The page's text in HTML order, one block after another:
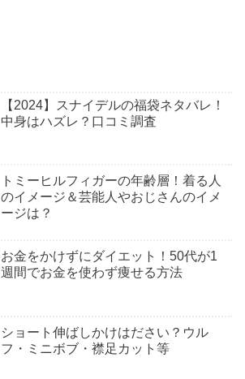
【2024】スナイデルの福袋ネタバレ！
中身はハズレ？口コミ調査
トミーヒルフィガーの年齢層！着る人
のイメージ＆芸能人やおじさんのイメ
ージは？
お金をかけずにダイエット！50代が1
週間でお金を使わず痩せる方法
ショート伸ばしかけはださい？ウル
フ・ミニボブ・襟足カット等